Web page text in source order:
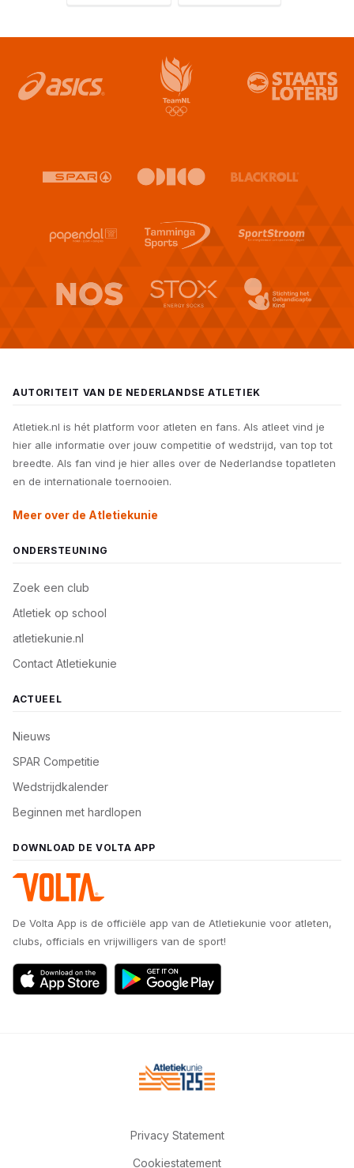
AUTORITEIT VAN DE NEDERLANDSE ATLETIEK
Atletiek.nl is hét platform voor atleten en fans. Als atleet vind je
hier alle informatie over jouw competitie of wedstrijd, van top tot
breedte. Als fan vind je hier alles over de Nederlandse topatleten
en de internationale toernooien.
Meer over de Atletiekunie
ONDERSTEUNING
Zoek een club
Atletiek op school
atletiekunie.nl
Contact Atletiekunie
ACTUEEL
Nieuws
SPAR Competitie
Wedstrijdkalender
Beginnen met hardlopen
DOWNLOAD DE VOLTA APP
De Volta App is de officiële app van de Atletiekunie voor atleten,
clubs, officials en vrijwilligers van de sport!
Privacy Statement
Cookiestatement